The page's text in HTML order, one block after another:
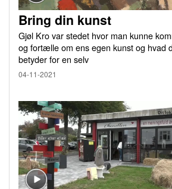
Bring din kunst
Gjøl Kro var stedet hvor man kunne
og fortælle om ens egen kunst og hvad
betyder for en selv
04-11-2021